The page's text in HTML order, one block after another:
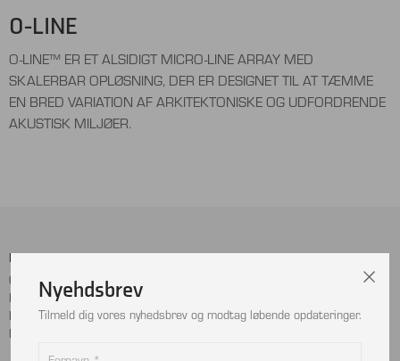
O-LINE
O-LINE™ ER ET ALSIDIGT MICRO-LINE ARRAY MED
SKALERBAR OPLØSNING, DER ER DESIGNET TIL AT TÆMME
EN BRED VARIATION AF ARKITEKTONISKE OG UDFORDRENDE
AKUSTISK MILJØER.
Menu
Cookie- og privatlivspolitik
Handelsbetingelser
Kontakt
Returnering
Sociale Medier
LinkedIn
Nyehdsbrev
Tilmeld dig vores nyhedsbrev og modtag løbende opdateringer.